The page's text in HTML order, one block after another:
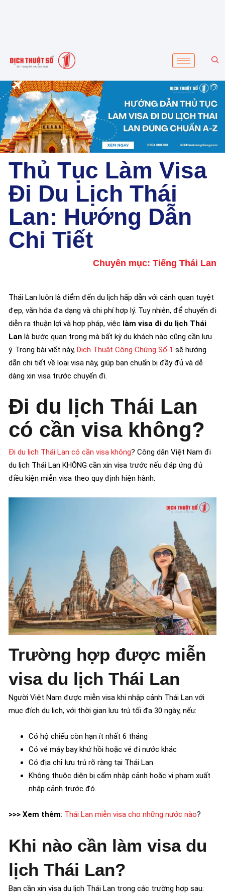
Thủ Tục Làm Visa
Đi Du Lịch Thái
Lan: Hướng Dẫn
Chi Tiết
Chuyên mục: Tiếng Thái Lan
Thái Lan luôn là điểm đến du lịch hấp dẫn với cảnh quan tuyệt
đẹp, văn hóa đa dạng và chi phí hợp lý. Tuy nhiên, để chuyến đi
diễn ra thuận lợi và hợp pháp, việc làm visa đi du lịch Thái
Lan là bước quan trọng mà bất kỳ du khách nào cũng cần lưu
ý. Trong bài viết này, Dịch Thuật Công Chứng Số 1 sẽ hướng
dẫn chi tiết về loại visa này, giúp bạn chuẩn bị đầy đủ và dễ
dàng xin visa trước chuyến đi.
Đi du lịch Thái Lan
có cần visa không?
Đi du lịch Thái Lan có cần visa không? Công dân Việt Nam đi
du lịch Thái Lan KHÔNG cần xin visa trước nếu đáp ứng đủ
điều kiện miễn visa theo quy định hiện hành.
Trường hợp được miễn
visa du lịch Thái Lan
Người Việt Nam được miễn visa khi nhập cảnh Thái Lan với
mục đích du lịch, với thời gian lưu trú tối đa 30 ngày, nếu:
Có hộ chiếu còn hạn ít nhất 6 tháng
Có vé máy bay khứ hồi hoặc vé đi nước khác
Có địa chỉ lưu trú rõ ràng tại Thái Lan
Không thuộc diện bị cấm nhập cảnh hoặc vi phạm xuất
nhập cảnh trước đó.
>>> Xem thêm: Thái Lan miễn visa cho những nước nào?
Khi nào cần làm visa du
lịch Thái Lan?
Bạn cần xin visa du lịch Thái Lan trong các trường hợp sau: